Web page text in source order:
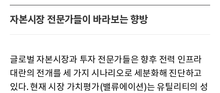
자본시장 전문가들이 바라보는 향방
글로벌 자본시장과 투자 전문가들은 향후 전력 인프라
대란의 전개를 세 가지 시나리오로 세분화해 진단하고
있다. 현재 시장 가치평가(밸류에이션)는 유틸리티의 성